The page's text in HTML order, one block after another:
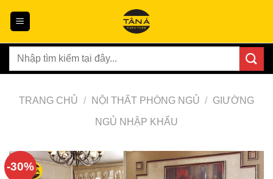
Tìm
TRANG CHỦ / NỘI THẤT PHÒNG NGỦ / GIƯỜNG
NGỦ NHẬP KHẨU
-30%